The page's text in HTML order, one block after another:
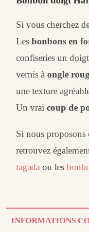
Si vous cherchez
Les bonbons en
confiseries un
vernis à ongle
une texture
Un vrai coup de
Si nous proposons
retrouvez
tagada ou les
INFORMATIONS